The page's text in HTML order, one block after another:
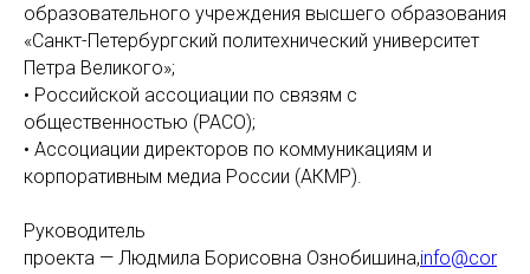
образовательного учреждения высшего образования
«Санкт-Петербургский политехнический университет
Петра Великого»;
• Российской ассоциации по связям с
общественностью (РАСО);
• Ассоциации директоров по коммуникациям и
корпоративным медиа России (АКМР).
Руководитель
проекта — Людмила Борисовна Ознобишина,info@cor